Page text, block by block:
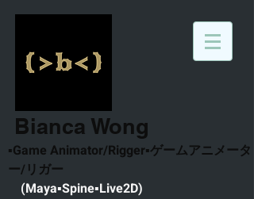
Bianca Wong
▪Game Animator/Rigger▪ゲームアニメータ
ー/リガー
(Maya▪Spine▪Live2D)